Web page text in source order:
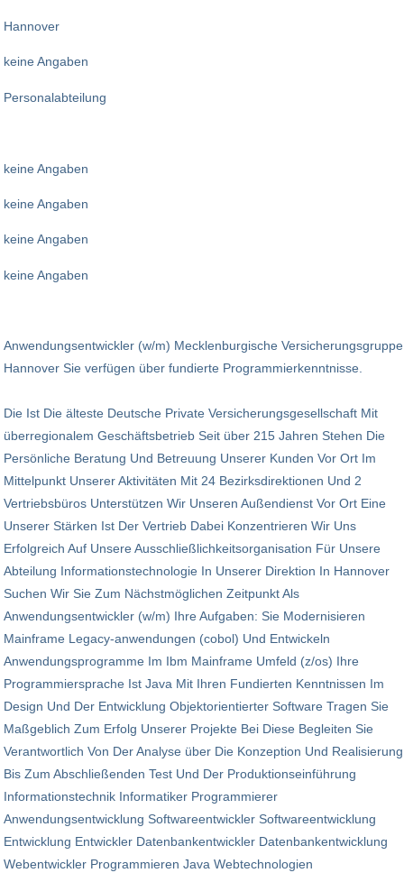
Hannover
keine Angaben
Personalabteilung
keine Angaben
keine Angaben
keine Angaben
keine Angaben
Anwendungsentwickler (w/m) Mecklenburgische Versicherungsgruppe
Hannover Sie verfügen über fundierte Programmierkenntnisse.
Die Ist Die älteste Deutsche Private Versicherungs­gesellschaft Mit
überregionalem Geschäftsbetrieb Seit über 215 Jahren Stehen Die
Persönliche Beratung Und Betreuung Unserer Kunden Vor Ort Im
Mittelpunkt Unserer Aktivitäten Mit 24 Bezirksdirektionen Und 2
Vertriebsbüros Unterstützen Wir Unseren Außendienst Vor Ort Eine
Unserer Stärken Ist Der Vertrieb Dabei Konzentrieren Wir Uns
Erfolgreich Auf Unsere Ausschließlichkeit­sorganisation Für Unsere
Abteilung Informationstechnologie In Unserer Direktion In Hannover
Suchen Wir Sie Zum Nächstmöglichen Zeitpunkt Als
Anwendungsentwickler (w/m) Ihre Aufgaben: Sie Modernisieren
Mainframe Legacy-anwendungen (cobol) Und Entwickeln
Anwendungsprogramme Im Ibm Mainframe Umfeld (z/os) Ihre
Programmiersprache Ist Java Mit Ihren Fundierten Kenntnissen Im
Design Und Der Entwicklung Objektorientierter Software Tragen Sie
Maßgeblich Zum Erfolg Unserer Projekte Bei Diese Begleiten Sie
Verantwortlich Von Der Analyse über Die Konzeption Und Realisierung
Bis Zum Abschließenden Test Und Der Produktionseinführung
Informationstechnik Informatiker Programmierer
Anwendungsentwicklung Softwareentwickler Softwareentwicklung
Entwicklung Entwickler Datenbankentwickler Datenbankentwicklung
Webentwickler Programmieren Java Webtechnologien